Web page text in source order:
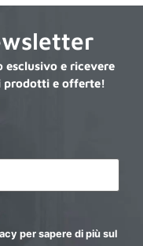
e ricevere
prodotti e offerte!
per sapere di più sul